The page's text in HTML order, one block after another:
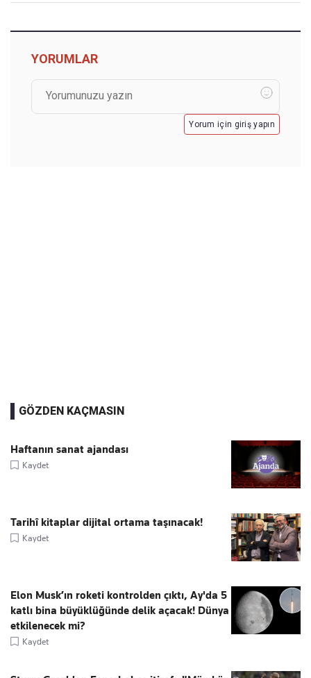
YORUMLAR
Yorum için giriş yapın
GÖZDEN KAÇMASIN
Haftanın sanat ajandası
Kaydet
Tarihî kitaplar dijital ortama taşınacak!
Kaydet
Elon Musk’ın roketi kontrolden çıktı, Ay'da 5
katlı bina büyüklüğünde delik açacak! Dünya
etkilenecek mi?
Kaydet